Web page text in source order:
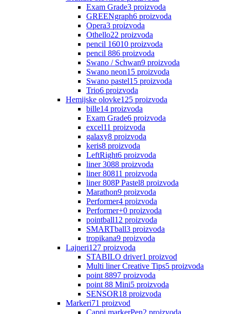
Exam Grade3 proizvoda
GREENgraph6 proizvoda
Opera3 proizvoda
Othello22 proizvoda
pencil 16010 proizvoda
pencil 886 proizvoda
Swano / Schwan9 proizvoda
Swano neon15 proizvoda
Swano pastel15 proizvoda
Trio6 proizvoda
Hemijske olovke125 proizvoda
bille14 proizvoda
Exam Grade6 proizvoda
excel11 proizvoda
galaxy8 proizvoda
keris8 proizvoda
LeftRight6 proizvoda
liner 3088 proizvoda
liner 80811 proizvoda
liner 808P Pastel8 proizvoda
Marathon9 proizvoda
Performer4 proizvoda
Performer+0 proizvoda
pointball12 proizvoda
SMARTball3 proizvoda
tropikana9 proizvoda
Lajneri127 proizvoda
STABILO driver1 proizvod
Multi liner Creative Tips5 proizvoda
point 8897 proizvoda
point 88 Mini5 proizvoda
SENSOR18 proizvoda
Markeri71 proizvod